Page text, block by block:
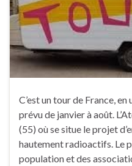
C’est un tour de France, en
prévu de janvier à août.
(55) où se situe le projet
hautement radioactifs. Le
population et des